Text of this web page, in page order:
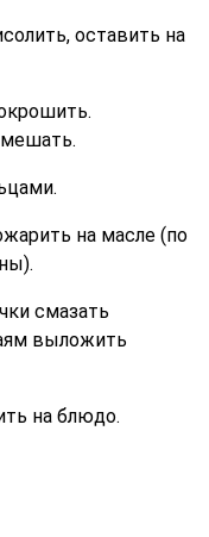
оставить на
на масле (по
смазать
выложить
на блюдо.